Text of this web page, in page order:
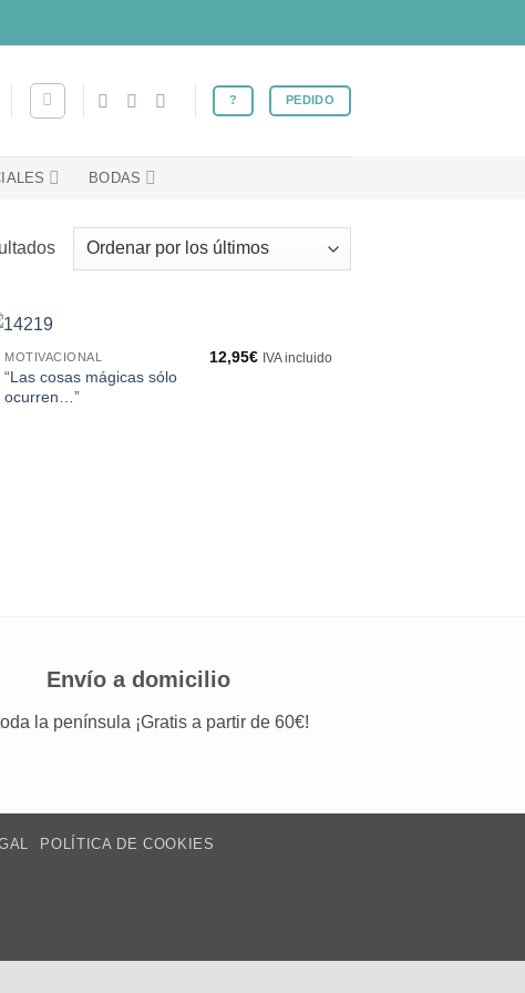
? PEDIDO
BODAS
Ordenado
por
MOTIVACIONAL
“Las cosas mágicas sólo
ocurren…”
12,95€ IVA incluido
Envío a domicilio
la península ¡Gratis a partir de 60€!
POLÍTICA DE COOKIES